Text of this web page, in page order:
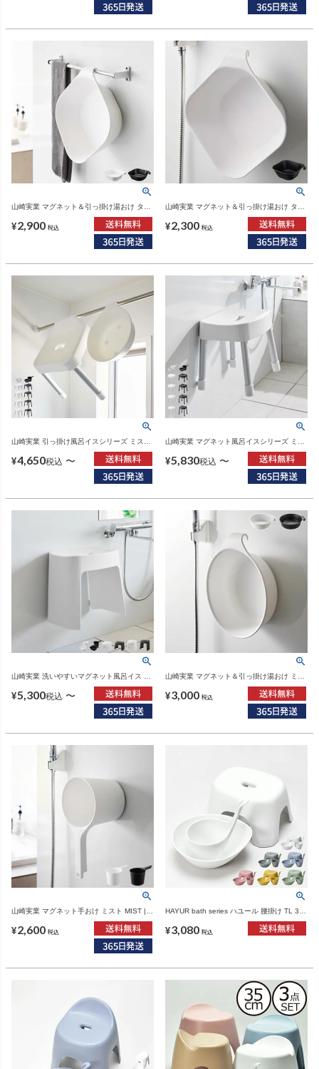
山崎実業 マグネット＆引っ掛け湯おけ タワ
¥2,900 税込
山崎実業 マグネット＆引っ掛け湯おけ タワ
¥2,300 税込
山崎実業 引っ掛け風呂イスシリーズ ミスト
椅子
¥4,650税込 〜
山崎実業 マグネット風呂イスシリーズ ミス
ッズ・風呂椅子
¥5,830税込 〜
山崎実業 洗いやすいマグネット風呂イス タ
ーシリーズ
¥5,300税込 〜
山崎実業 マグネット＆引っ掛け湯おけ ミス
¥3,000 税込
山崎実業 マグネット手おけ ミスト MIST |
¥2,600 税込
HAYUR bath series ハユール 腰掛け TL 3点
¥3,080 税込